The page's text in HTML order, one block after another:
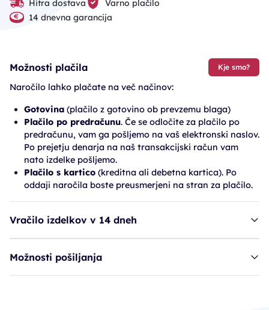
Hitra dostava
Varno plačilo
14 dnevna garancija
Možnosti plačila Kje smo?
Naročilo lahko plačate na več načinov:
Gotovina (plačilo z gotovino ob prevzemu blaga)
Plačilo po predračunu. Če se odločite za plačilo po
predračunu, vam ga pošljemo na vaš elektronski naslov.
Po prejetju denarja na naš transakcijski račun vam
nato izdelke pošljemo.
Plačilo s kartico (kreditna ali debetna kartica). Po
oddaji naročila boste preusmerjeni na stran za plačilo.
Vračilo izdelkov v 14 dneh
Možnosti pošiljanja